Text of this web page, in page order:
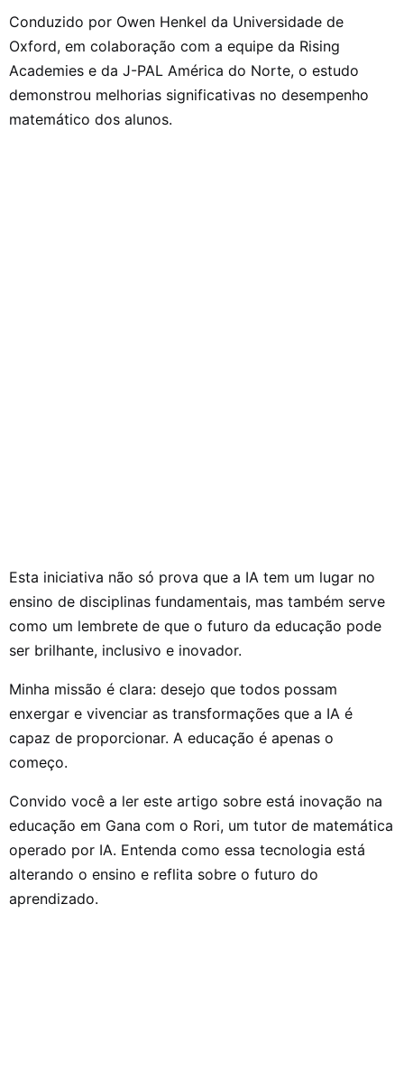
Conduzido por Owen Henkel da Universidade de
Oxford, em colaboração com a equipe da Rising
Academies e da J-PAL América do Norte, o estudo
demonstrou melhorias significativas no desempenho
matemático dos alunos.
Esta iniciativa não só prova que a IA tem um lugar no
ensino de disciplinas fundamentais, mas também serve
como um lembrete de que o futuro da educação pode
ser brilhante, inclusivo e inovador.
Minha missão é clara: desejo que todos possam
enxergar e vivenciar as transformações que a IA é
capaz de proporcionar. A educação é apenas o
começo.
Convido você a ler este artigo sobre está inovação na
educação em Gana com o Rori, um tutor de matemática
operado por IA. Entenda como essa tecnologia está
alterando o ensino e reflita sobre o futuro do
aprendizado.